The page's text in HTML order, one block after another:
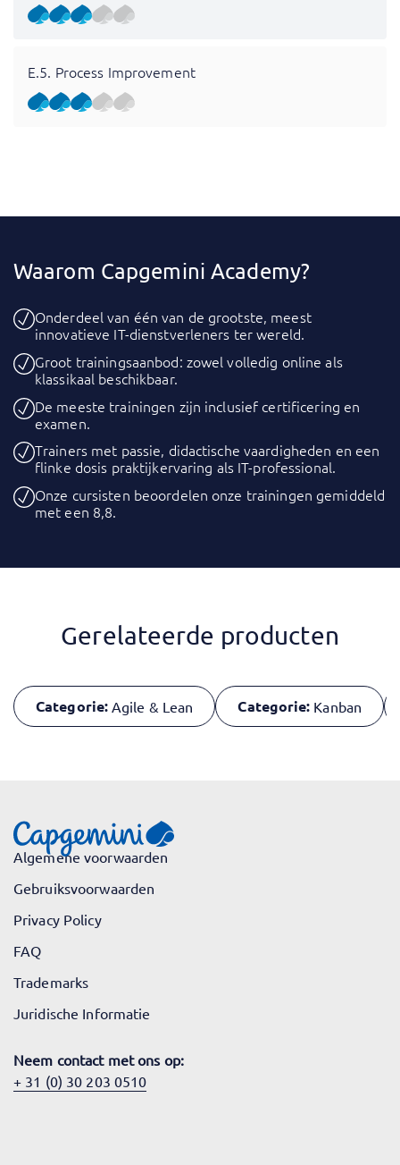
E.5. Process Improvement
Waarom Capgemini Academy?
Onderdeel van één van de grootste, meest
innovatieve IT-dienstverleners ter wereld.
Groot trainingsaanbod: zowel volledig online als
klassikaal beschikbaar.
De meeste trainingen zijn inclusief certificering en
examen.
Trainers met passie, didactische vaardigheden en een
flinke dosis praktijkervaring als IT-professional.
Onze cursisten beoordelen onze trainingen gemiddeld
met een 8,8.
Gerelateerde producten
Categorie: Agile & Lean Categorie: Kanban
Algemene voorwaarden
Gebruiksvoorwaarden
Privacy Policy
FAQ
Trademarks
Juridische Informatie
Neem contact met ons op:
+ 31 (0) 30 203 0510